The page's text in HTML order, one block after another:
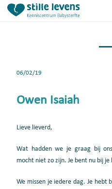
06/02/19
Owen Isaiah
Lieve lieverd,
Wat hadden we je graag bij
mocht niet zo zijn. Je bent nu bij je
We missen je iedere dag. Je hebt